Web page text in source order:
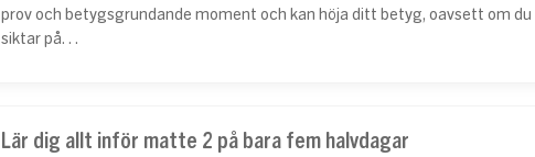
prov och betygsgrundande moment och kan höja ditt betyg, oavsett om du
siktar på…
Lär dig allt inför matte 2 på bara fem halvdagar